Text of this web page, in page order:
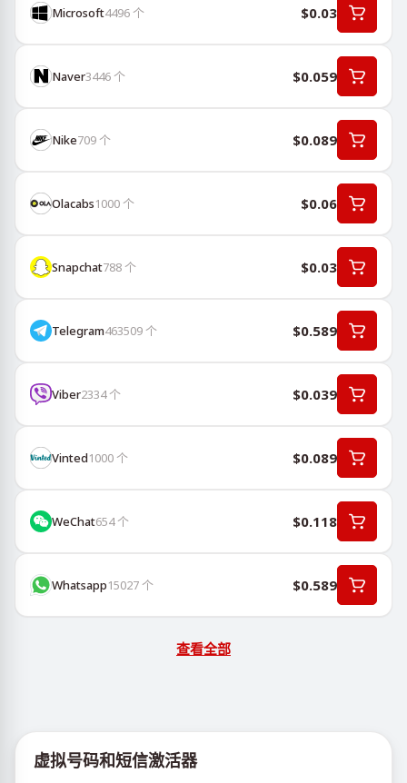
Microsoft4496个 $0.03
Naver3446个 $0.059
Nike709个 $0.089
Olacabs1000个 $0.06
Snapchat788个 $0.03
Telegram463509个 $0.589
Viber2334个 $0.039
Vinted1000个 $0.089
WeChat654个 $0.118
Whatsapp15027个 $0.589
查看全部
虚拟号码和短信激活器